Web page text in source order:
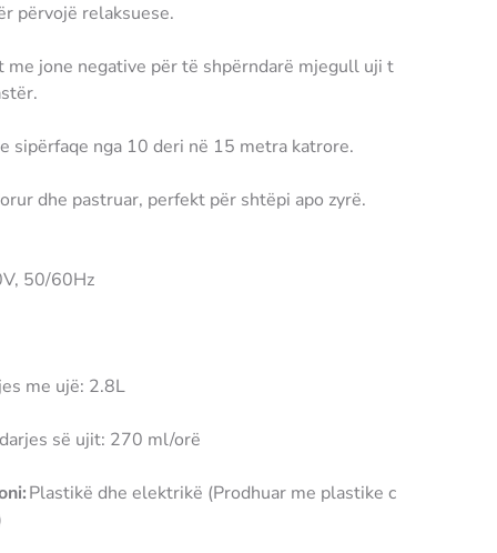
përvojë relaksuese.
jone negative për të shpërndarë mjegull uji t
sipërfaqe nga 10 deri në 15 metra katrore.
dhe pastruar, perfekt për shtëpi apo zyrë.
50/60Hz
me ujë: 2.8L
së ujit: 270 ml/orë
Plastikë dhe elektrikë (Prodhuar me plastike c